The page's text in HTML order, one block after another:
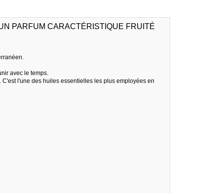
PARFUM CARACTÉRISTIQUE FRUITÉ
avec le temps.
l'une des huiles essentielles les plus employées en